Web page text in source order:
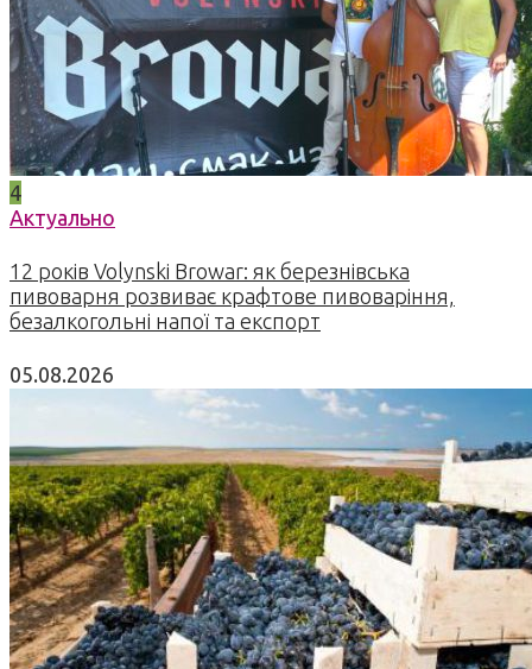
4
Актуально
12 років Volynski Browar: як березнівська
пивоварня розвиває крафтове пивоваріння,
безалкогольні напої та експорт
05.08.2026